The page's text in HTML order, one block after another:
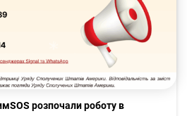
розпочали роботу в